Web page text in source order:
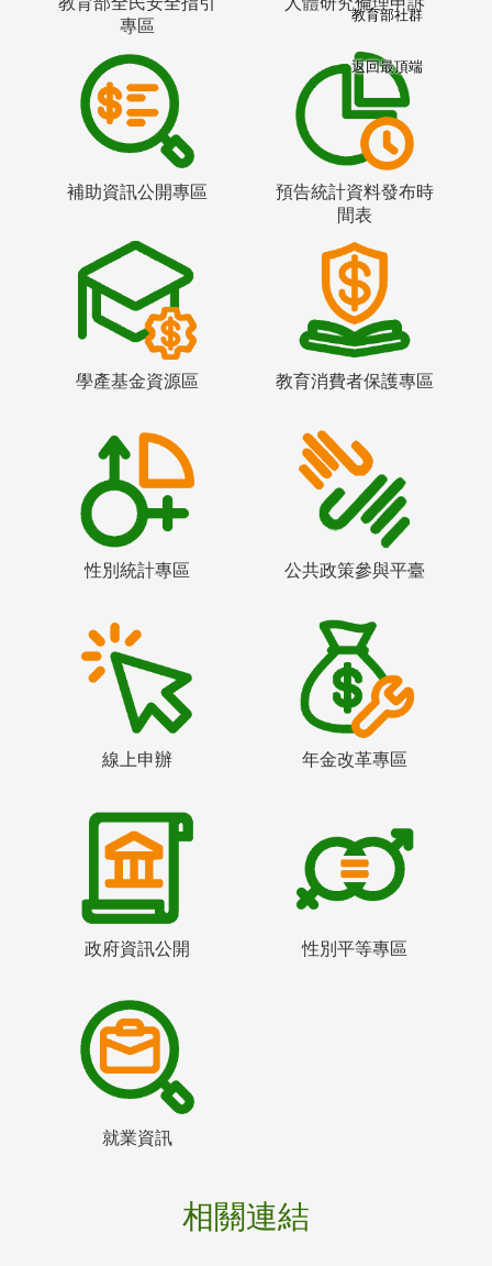
專區
補助資訊公開專區
預告統計資料發布時
間表
學產基金資源區 教育消費者保護專區
性別統計專區 公共政策參與平臺
線上申辦 年金改革專區
政府資訊公開 性別平等專區
就業資訊
相關連結
教育部社群
返回最頂端